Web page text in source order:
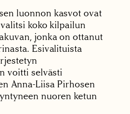
luonnon kasvot ovat
koko kilpailun
jonka on ottanut
Esivalituista
voitti selvästi
Anna-Liisa Pirhosen
nuoren ketun